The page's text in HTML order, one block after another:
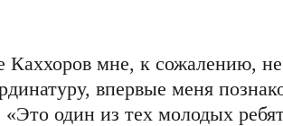
Каххоров мне, к сожалению, не
впервые меня
один из тех молодых